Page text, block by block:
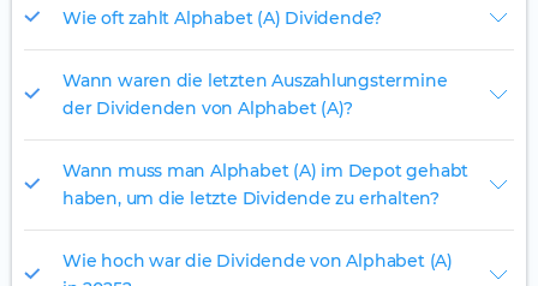
Wie oft zahlt Alphabet (A) Dividende?
Wann waren die letzten Auszahlungstermine
der Dividenden von Alphabet (A)?
Wann muss man Alphabet (A) im Depot gehabt
haben, um die letzte Dividende zu erhalten?
Wie hoch war die Dividende von Alphabet (A)